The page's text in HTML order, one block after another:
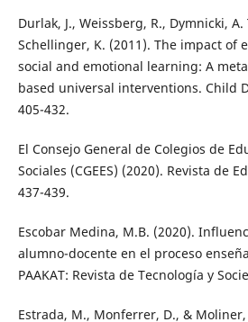
Durlak, J., Weissberg, R., Dymnicki, A.
Schellinger, K. (2011). The impact of
social and emotional learning: A
based universal interventions. Child
405-432.
El Consejo General de Colegios de
Sociales (CGEES) (2020). Revista de
437-439.
Escobar Medina, M.B. (2020).
alumno-docente en el proceso
PAAKAT: Revista de Tecnología y
Estrada, M., Monferrer, D., & Moliner,